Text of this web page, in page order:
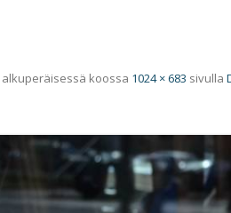
alkuperäisessä koossa 1024 × 683 sivulla